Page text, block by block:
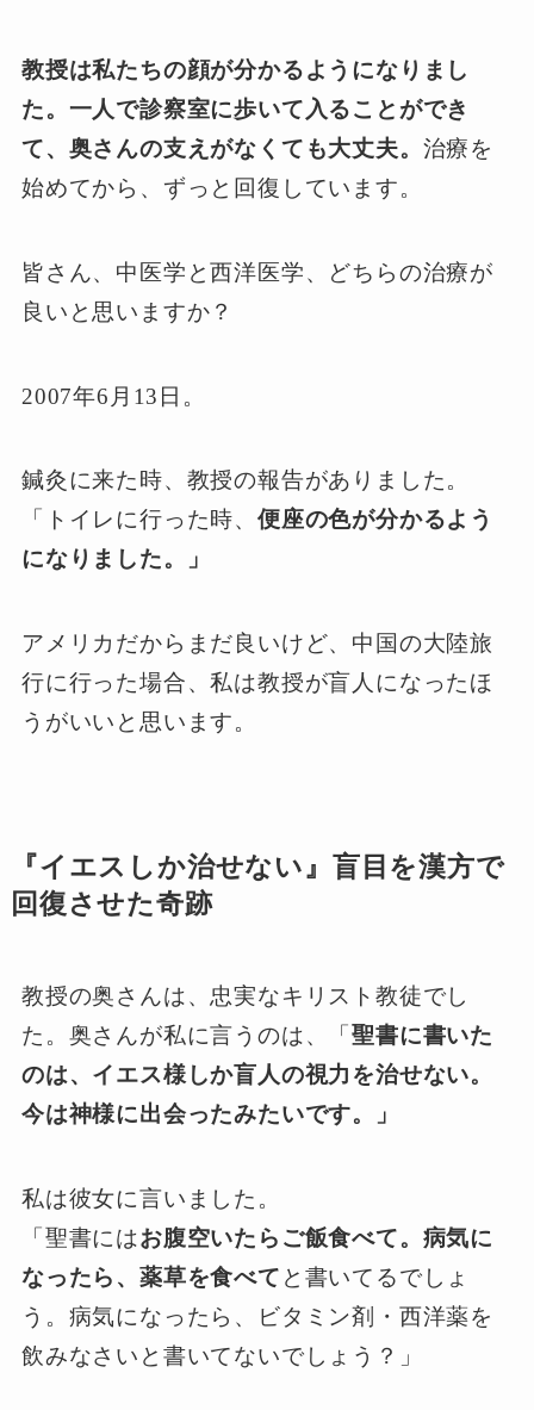
教授は私たちの顔が分かるようになりまし
た。一人で診察室に歩いて入ることができ
て、奥さんの支えがなくても大丈夫。 治療を
始めてから、ずっと回復しています。
皆さん、中医学と西洋医学、どちらの治療が
良いと思いますか？
2007年6月13日 。
鍼灸に来た時、教授の報告がありました。
「トイレに行った時、 便座の色が分かるよう
になりました。」
アメリカだからまだ良いけど、中国の大陸旅
行に行った場合、私は教授が盲人になったほ
うがいいと思います。
『イエスしか治せない』盲目を漢方で
回復させた奇跡
教授の奥さんは、忠実なキリスト教徒でし
た。奥さんが私に言うのは、「聖書に書いた
のは、イエス様しか盲人の視力を治せない。
今は神様に出会ったみたいです。」
私は彼女に言いました。
「聖書にはお腹空いたらご飯食べて。病気に
なったら、薬草を食べて と書いてるでしょ
う。病気になったら、ビタミン剤・西洋薬を
飲みなさいと書いてないでしょう？」